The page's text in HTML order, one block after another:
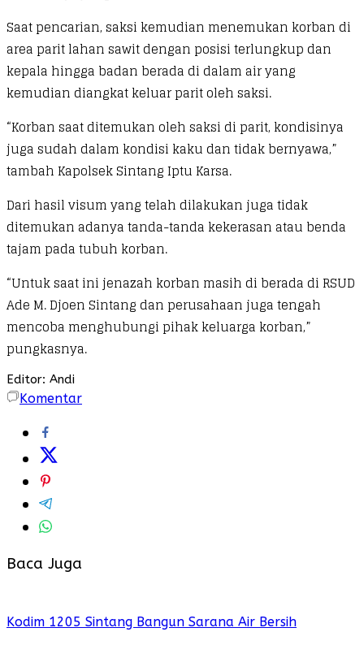
Saat pencarian, saksi kemudian menemukan korban di
area parit lahan sawit dengan posisi terlungkup dan
kepala hingga badan berada di dalam air yang
kemudian diangkat keluar parit oleh saksi.
“Korban saat ditemukan oleh saksi di parit, kondisinya
juga sudah dalam kondisi kaku dan tidak bernyawa,”
tambah Kapolsek Sintang Iptu Karsa.
Dari hasil visum yang telah dilakukan juga tidak
ditemukan adanya tanda-tanda kekerasan atau benda
tajam pada tubuh korban.
“Untuk saat ini jenazah korban masih di berada di RSUD
Ade M. Djoen Sintang dan perusahaan juga tengah
mencoba menghubungi pihak keluarga korban,”
pungkasnya.
Editor: Andi
Komentar
Baca Juga
Kodim 1205 Sintang Bangun Sarana Air Bersih